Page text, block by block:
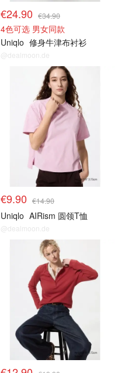
€24.90 €34.90
4色可选 男女同款
Uniqlo 修身牛津布衬衫
@dealmoon.de
€9.90 €14.90
Uniqlo AIRism 圆领T恤
@dealmoon.de